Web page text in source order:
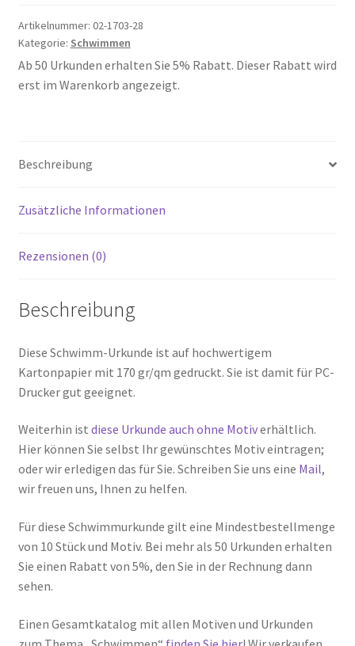
Artikelnummer: 02-1703-28
Kategorie: Schwimmen
Ab 50 Urkunden erhalten Sie 5% Rabatt. Dieser Rabatt wird
erst im Warenkorb angezeigt.
Beschreibung
Zusätzliche Informationen
Rezensionen (0)
Beschreibung
Diese Schwimm-Urkunde ist auf hochwertigem
Kartonpapier mit 170 gr/qm gedruckt. Sie ist damit für PC-
Drucker gut geeignet.
Weiterhin ist diese Urkunde auch ohne Motiverhältlich.
Hier können Sie selbst Ihr gewünschtes Motiv eintragen;
oder wir erledigen das für Sie. Schreiben Sie uns eine Mail,
wir freuen uns, Ihnen zu helfen.
Für diese Schwimmurkunde gilt eine Mindestbestellmenge
von 10 Stück und Motiv. Bei mehr als 50 Urkunden erhalten
Sie einen Rabatt von 5%, den Sie in der Rechnung dann
sehen.
Einen Gesamtkatalog mit allen Motiven und Urkunden